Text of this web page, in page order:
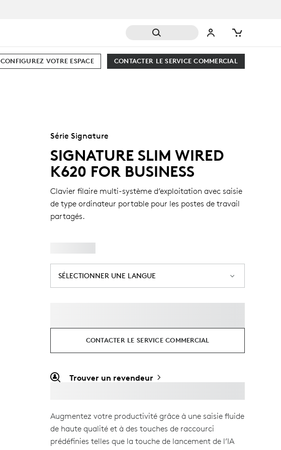
CONTACTER LE SERVICE COMMERCIAL
CONFIGUREZ VOTRE ESPACE
Série Signature
SIGNATURE SLIM WIRED
K620 FOR BUSINESS
Clavier filaire multi-système d’exploitation avec saisie
de type ordinateur portable pour les postes de travail
partagés.
SÉLECTIONNER UNE LANGUE
CONTACTER LE SERVICE COMMERCIAL
Trouver un revendeur
Augmentez votre productivité grâce à une saisie fluide
de haute qualité et à des touches de raccourci
prédéfinies telles que la touche de lancement de l’IA